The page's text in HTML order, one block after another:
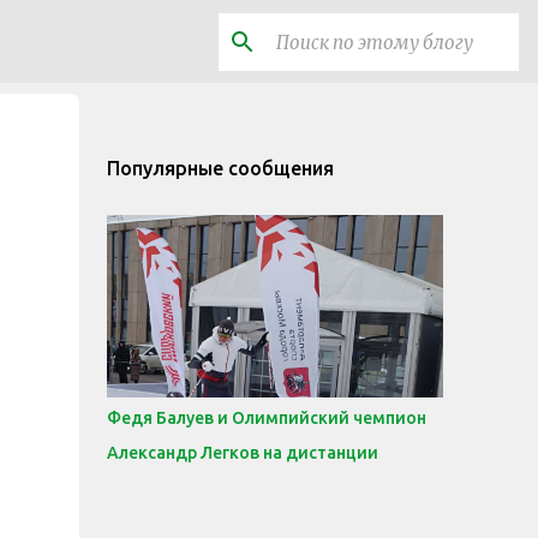
Популярные сообщения
Федя Балуев и Олимпийский чемпион
Александр Легков на дистанции